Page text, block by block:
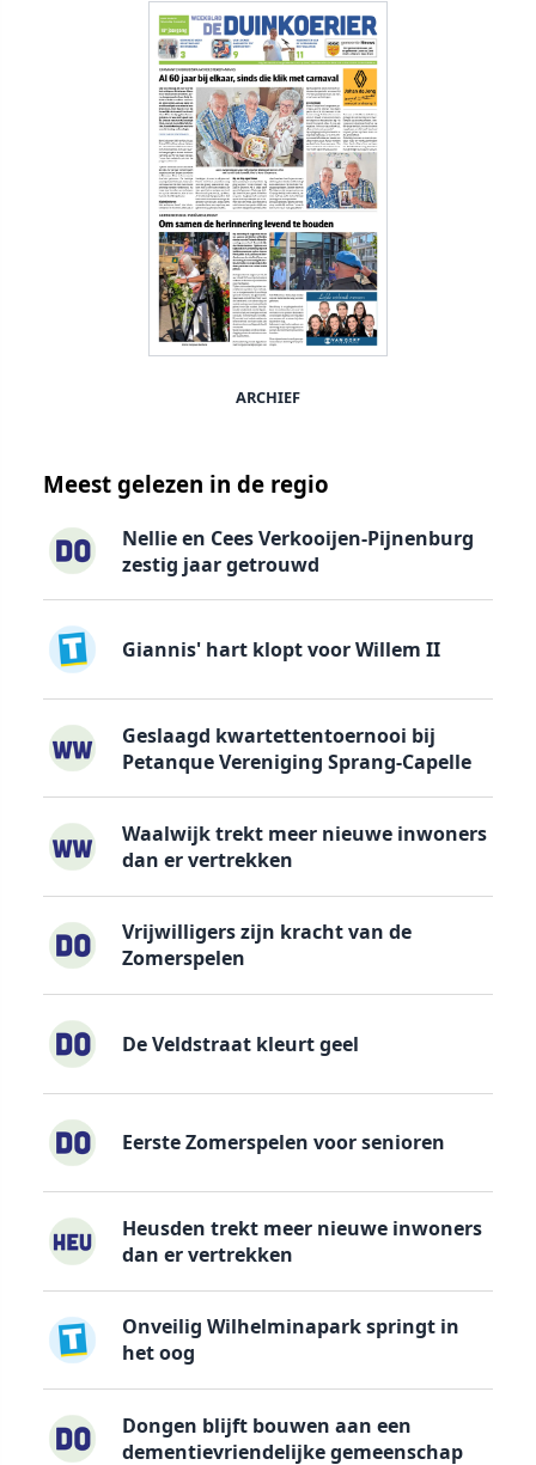
ARCHIEF
Meest gelezen in de regio
Nellie en Cees Verkooijen-Pijnenburg
zestig jaar getrouwd
Giannis' hart klopt voor Willem II
Geslaagd kwartettentoernooi bij
Petanque Vereniging Sprang-Capelle
Waalwijk trekt meer nieuwe inwoners
dan er vertrekken
Vrijwilligers zijn kracht van de
Zomerspelen
De Veldstraat kleurt geel
Eerste Zomerspelen voor senioren
Heusden trekt meer nieuwe inwoners
dan er vertrekken
Onveilig Wilhelminapark springt in
het oog
Dongen blijft bouwen aan een
dementievriendelijke gemeenschap